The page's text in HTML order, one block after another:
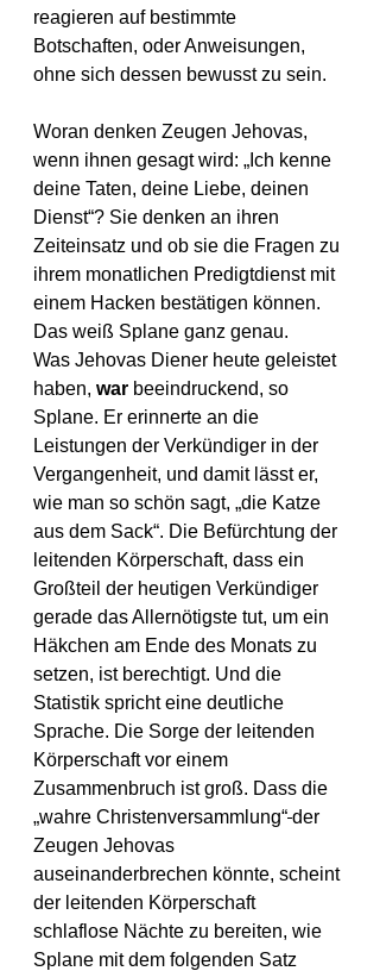
reagieren auf bestimmte
Botschaften, oder Anweisungen,
ohne sich dessen bewusst zu sein.
Woran denken Zeugen Jehovas,
wenn ihnen gesagt wird: „Ich kenne
deine Taten, deine Liebe, deinen
Dienst“? Sie denken an ihren
Zeiteinsatz und ob sie die Fragen zu
ihrem monatlichen Predigtdienst mit
einem Hacken bestätigen können.
Das weiß Splane ganz genau.
Was Jehovas Diener heute geleistet
haben, war beeindruckend, so
Splane. Er erinnerte an die
Leistungen der Verkündiger in der
Vergangenheit, und damit lässt er,
wie man so schön sagt, „die Katze
aus dem Sack“. Die Befürchtung der
leitenden Körperschaft, dass ein
Großteil der heutigen Verkündiger
gerade das Allernötigste tut, um ein
Häkchen am Ende des Monats zu
setzen, ist berechtigt. Und die
Statistik spricht eine deutliche
Sprache. Die Sorge der leitenden
Körperschaft vor einem
Zusammenbruch ist groß. Dass die
„wahre Christenversammlung“ der
Zeugen Jehovas
auseinanderbrechen könnte, scheint
der leitenden Körperschaft
schlaflose Nächte zu bereiten, wie
Splane mit dem folgenden Satz